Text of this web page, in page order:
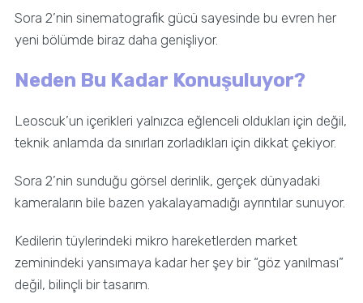
Sora 2’nin sinematografik gücü sayesinde bu evren her
yeni bölümde biraz daha genişliyor.
Neden Bu Kadar Konuşuluyor?
Leoscuk’un içerikleri yalnızca eğlenceli oldukları için değil,
teknik anlamda da sınırları zorladıkları için dikkat çekiyor.
Sora 2’nin sunduğu görsel derinlik, gerçek dünyadaki
kameraların bile bazen yakalayamadığı ayrıntılar sunuyor.
Kedilerin tüylerindeki mikro hareketlerden market
zeminindeki yansımaya kadar her şey bir “göz yanılması”
değil, bilinçli bir tasarım.